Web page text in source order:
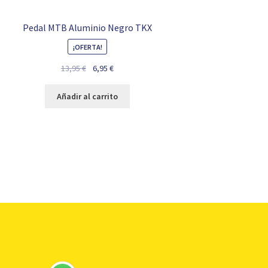
Pedal MTB Aluminio Negro TKX
¡OFERTA!
13,95€
El
original
6,95€El
actual
Añadir al carrito